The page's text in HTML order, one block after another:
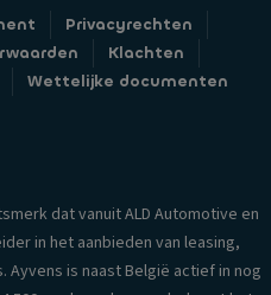
Privacyrechten
Klachten
Wettelijke documenten
dat vanuit ALD Automotive en
in het aanbieden van leasing,
is naast België actief in nog